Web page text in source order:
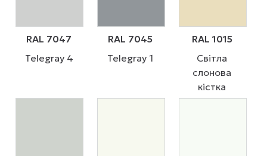
RAL 7047
Telegray 4
RAL 7045
Telegray 1
RAL 1015
Світла
слонова
кістка